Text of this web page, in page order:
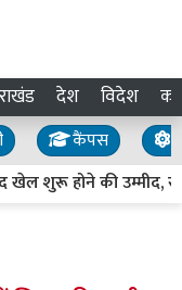
देश विदेश
कैंपस
खेल शुरू होने की उम्मीद,